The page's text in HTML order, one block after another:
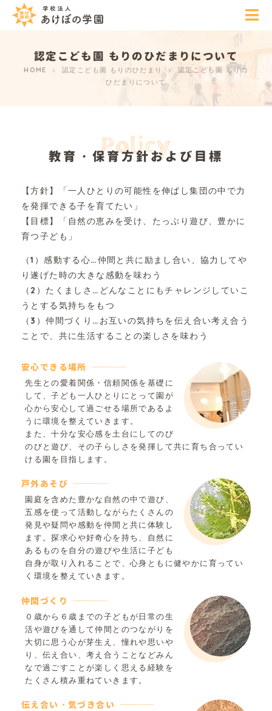
認定こども園 もりのひだまりについて
HOME 認定こども園 もりのひだまり
認定こども園 もりの
ひだまりについて
Policy
教育・保育方針および目標
【方針】「一人ひとりの可能性を伸ばし集団の中で力
を発揮できる子を育てたい」
【目標】「自然の恵みを受け、たっぷり遊び、豊かに
育つ子ども」
（1）感動する心…仲間と共に励まし合い、協力してや
り遂げた時の大きな感動を味わう
（2）たくましさ…どんなことにもチャレンジしていこ
うとする気持ちをもつ
（3）仲間づくり…お互いの気持ちを伝え合い考え合う
ことで、共に生活することの楽しさを味わう
安心できる場所
先生との愛着関係・信頼関係を基礎に
して、子ども一人ひとりにとって園が
心から安心して過ごせる場所であるよ
うに環境を整えていきます。
また、十分な安心感を土台にしてのび
のびと遊び、その子らしさを発揮して共に育ち合ってい
ける園を目指します。
戸外あそび
園庭を含めた豊かな自然の中で遊び、
五感を使って活動しながらたくさんの
発見や疑問や感動を仲間と共に体験し
ます。探求心や好奇心を持ち、自然に
あるものを自分の遊びや生活に子ども
自身が取り入れることで、心身ともに健やかに育ってい
く環境を整えていきます。
仲間づくり
０歳から６歳までの子どもが日常の生
活や遊びを通して仲間とのつながりを
大切に思う心が芽生え、憧れや思いや
り、伝え合い、考え合うことなどみん
なで過ごすことが楽しく思える経験を
たくさん積み重ねていきます。
伝え合い・気づき合い